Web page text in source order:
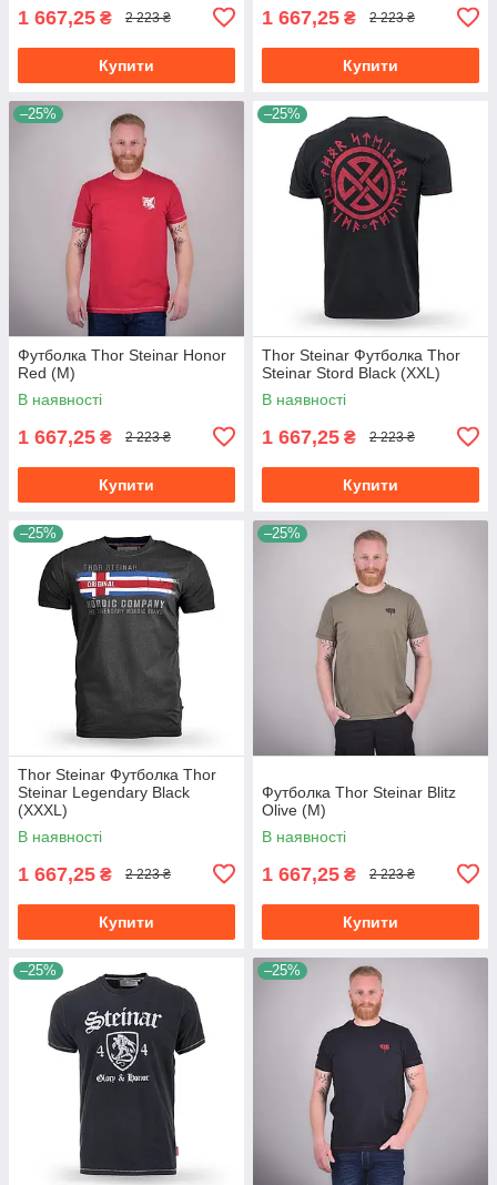
1 667,25 ₴ 2 223 ₴
Купити
1 667,25 ₴ 2 223 ₴
Купити
–25%
Футболка Thor Steinar Honor
Red (M)
В наявності
1 667,25 ₴ 2 223 ₴
Купити
–25%
Thor Steinar Футболка Thor
Steinar Stord Black (XXL)
В наявності
1 667,25 ₴ 2 223 ₴
Купити
–25%
Thor Steinar Футболка Thor
Steinar Legendary Black
(XXXL)
В наявності
1 667,25 ₴ 2 223 ₴
Купити
–25%
Футболка Thor Steinar Blitz
Olive (M)
В наявності
1 667,25 ₴ 2 223 ₴
Купити
–25% –25%